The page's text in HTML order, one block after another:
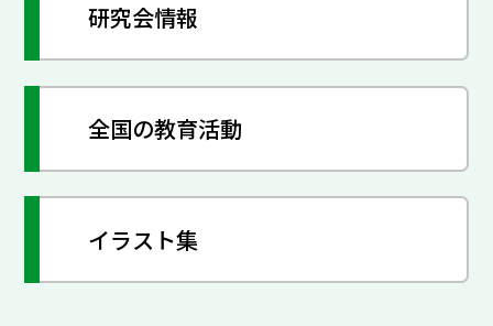
研究会情報
全国の教育活動
イラスト集